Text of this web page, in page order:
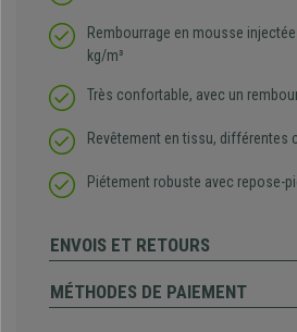
Rembourrage en mousse
kg/m³
Très confortable, avec un
Revêtement en tissu, différentes
Piétement robuste avec repose-
ENVOIS ET RETOURS
MÉTHODES DE PAIEMENT